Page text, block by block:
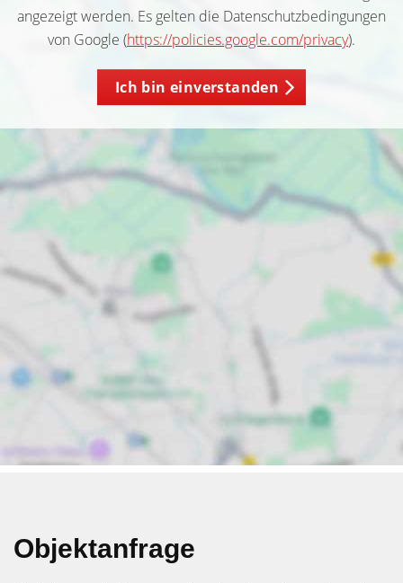
angezeigt werden. Es gelten die Datenschutzbedingungen
von Google (https://policies.google.com/privacy).
Ich bin einverstanden
Objektanfrage